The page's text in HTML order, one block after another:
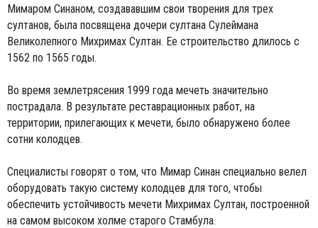
Мимаром Синаном, создававшим свои творения для трех
султанов, была посвящена дочери султана Сулеймана
Великолепного Михримах Султан. Ее строительство длилось с
1562 по 1565 годы.
Во время землетрясения 1999 года мечеть значительно
пострадала. В результате реставрационных работ, на
территории, прилегающих к мечети, было обнаружено более
сотни колодцев.
Специалисты говорят о том, что Мимар Синан специально велел
оборудовать такую систему колодцев для того, чтобы
обеспечить устойчивость мечети Михримах Султан, построенной
на самом высоком холме старого Стамбула.